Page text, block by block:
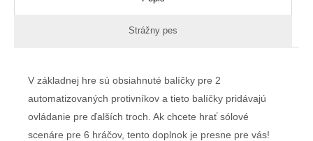
Strážny pes
V základnej hre sú obsiahnuté balíčky pre 2
automatizovaných protivníkov a tieto balíčky pridávajú
ovládanie pre ďalších troch. Ak chcete hrať sólové
scenáre pre 6 hráčov, tento doplnok je presne pre vás!